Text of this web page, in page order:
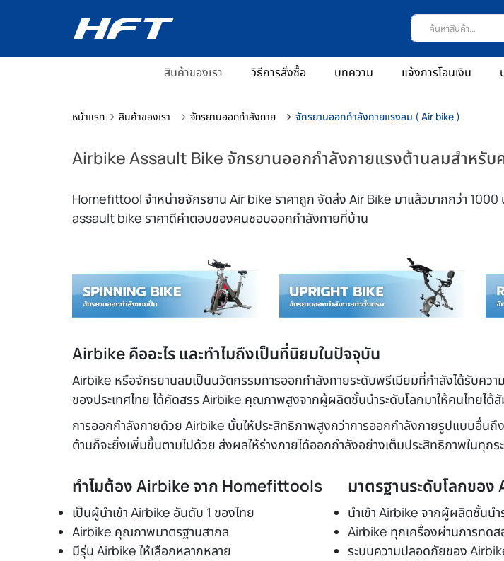
สินค้าของเรา วิธีการสั่งซื้อ บทความ แจ้งการโอนเงิน
หน้าแรก สินค้าของเรา จักรยานออกกำลังกาย จักรยานออกกำลังกายแรงลม ( Air bike )
Airbike Assault Bike จักรยานออกกำลังกายแรงต้านลมสำหรับค
Homefittool จำหน่ายจักรยาน Air bike ราคาถูก จัดส่ง Air Bike มาแล้วมากกว่า 1000
assault bike ราคาดีคำตอบของคนชอบออกกำลังกายที่บ้าน
Airbike คืออะไร และทำไมถึงเป็นที่นิยมในปัจจุบัน
Airbike หรือจักรยานลมเป็นนวัตกรรมการออกกำลังกายระดับพรีเมียมที่กำลังได้รับคว
ของประเทศไทย ได้คัดสรร Airbike คุณภาพสูงจากผู้ผลิตชั้นนำระดับโลกมาให้คนไทยไ
การออกกำลังกายด้วย Airbike นั้นให้ประสิทธิภาพสูงกว่าการออกกำลังกายรูปแบบอื่นถึ
ต้านก็จะยิ่งเพิ่มขึ้นตามไปด้วย ส่งผลให้ร่างกายได้ออกกำลังอย่างเต็มประสิทธิภาพในทุก
ทำไมต้อง Airbike จาก Homefittools
เป็นผู้นำเข้า Airbike อันดับ 1 ของไทย
Airbike คุณภาพมาตรฐานสากล
มีรุ่น Airbike ให้เลือกหลากหลาย
มาตรฐานระดับโลกของ
นำเข้า Airbike จากผู้ผลิตชั้นนำ
Airbike ทุกเครื่องผ่านการทด
ระบบความปลอดภัยของ